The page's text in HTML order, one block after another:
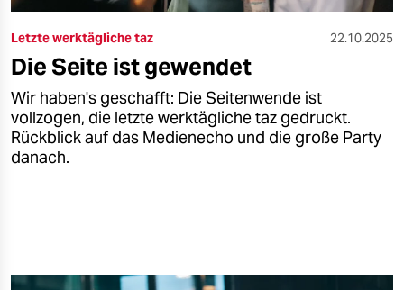
Letzte werktägliche taz 22.10.2025
Die Seite ist gewendet
Wir haben's geschafft: Die Seitenwende ist
vollzogen, die letzte werktägliche taz gedruckt.
Rückblick auf das Medienecho und die große Party
danach.